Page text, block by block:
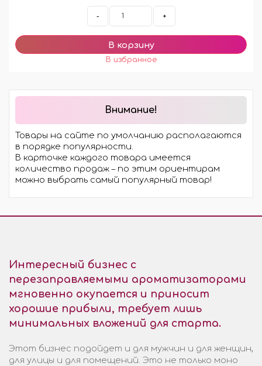
- +
Внимание!
Товары на сайте по умолчанию располагаются
в порядке популярности.
В карточке каждого товара имеется
количество продаж – по этим ориентирам
можно выбрать самый популярный товар!
Интересный бизнес с
перезаправляемыми ароматизаторами
мгновенно окупается и приносит
хорошие прибыли, требует лишь
минимальных вложений для старта.
Этот бизнес подойдет и для мужчин и для женщин,
для улицы и для помещений. Это не только моно